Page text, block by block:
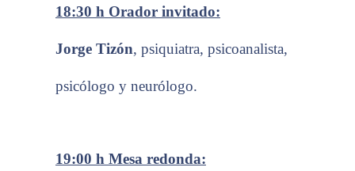
18:30 h Orador invitado:
Jorge Tizón, psiquiatra, psicoanalista,
psicólogo y neurólogo.
19:00 h Mesa redonda: